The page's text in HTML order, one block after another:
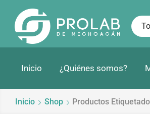
Inicio ¿Quiénes somos?
Inicio Shop Productos